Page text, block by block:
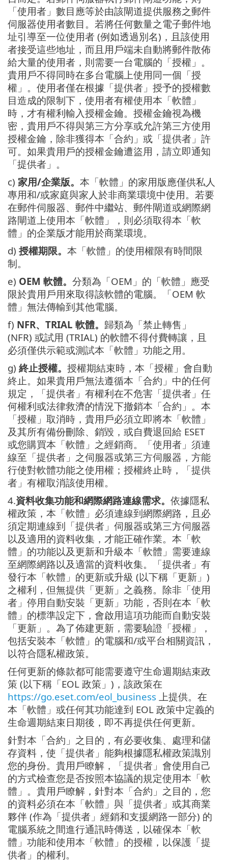
「使用者」數目應等於由該閘道提供服務之郵件
伺服器使用者數目。若將任何數量之電子郵件地
址引導至一位使用者 (例如透過別名)，且該使用
者接受這些地址，而且用戶端未自動將郵件散佈
給大量的使用者，則需要一台電腦的「授權」。
貴用戶不得同時在多台電腦上使用同一個「授
權」。使用者僅在根據「提供者」授予的授權數
目造成的限制下，使用者有權使用本「軟體」
時，才有權利輸入授權金鑰。授權金鑰視為機
密，貴用戶不得與第三方分享或允許第三方使用
授權金鑰，除非獲得本「合約」或「提供者」許
可。如果貴用戶的授權金鑰遭盜用，請立即通知
「提供者」。
c) 家用/企業版。 本「軟體」的家用版應僅供私人
專用和/或家庭與家人於非商業環境中使用。若要
在郵件伺服器、郵件中繼站、郵件閘道或網際網
路閘道上使用本「軟體」，則必須取得本「軟
體」的企業版才能用於商業環境。
d) 授權期限。 本「軟體」的使用權限有時間限
制。
e) OEM 軟體。 分類為「OEM」的「軟體」應受
限於貴用戶用來取得該軟體的電腦。「OEM 軟
體」無法傳輸到其他電腦。
f) NFR、TRIAL 軟體。 歸類為「禁止轉售」
(NFR) 或試用 (TRIAL) 的軟體不得付費轉讓，且
必須僅供示範或測試本「軟體」功能之用。
g) 終止授權。 授權期結束時，本「授權」會自動
終止。如果貴用戶無法遵循本「合約」中的任何
規定，「提供者」有權利在不危害「提供者」任
何權利或法律救濟的情況下撤銷本「合約」。本
「授權」取消時，貴用戶必須立即將本「軟體」
及其所有備份刪除、銷毀，或自費退回給 ESET
或您購買本「軟體」之經銷商。「使用者」須連
線至「提供者」之伺服器或第三方伺服器，方能
行使對軟體功能之使用權；授權終止時，「提供
者」有權取消該使用權。
4.資料收集功能和網際網路連線需求。 依據隱私
權政策，本「軟體」必須連線到網際網路，且必
須定期連線到「提供者」伺服器或第三方伺服器
以及適用的資料收集，才能正確作業。本「軟
體」的功能以及更新和升級本「軟體」需要連線
至網際網路以及適當的資料收集。「提供者」有
發行本「軟體」的更新或升級 (以下稱「更新」)
之權利，但無提供「更新」之義務。除非「使用
者」停用自動安裝「更新」功能，否則在本「軟
體」的標準設定下，會啟用這項功能而自動安裝
「更新」。為了佈建更新，需要驗證「授權」，
包括安裝本「軟體」的電腦和/或平台相關資訊，
以符合隱私權政策。
任何更新的條款都可能需要遵守生命週期結束政
策 (以下稱「EOL 政策」)，該政策在
https://go.eset.com/eol_business 上提供。在
本「軟體」或任何其功能達到 EOL 政策中定義的
生命週期結束日期後，即不再提供任何更新。
針對本「合約」之目的，有必要收集、處理和儲
存資料，使「提供者」能夠根據隱私權政策識別
您的身份。貴用戶瞭解，「提供者」會使用自己
的方式檢查您是否按照本協議的規定使用本「軟
體」。貴用戶瞭解，針對本「合約」之目的，您
的資料必須在本「軟體」與「提供者」或其商業
夥伴 (作為「提供者」經銷和支援網路一部分) 的
電腦系統之間進行通訊時傳送，以確保本「軟
體」功能和使用本「軟體」的授權，以保護「提
供者」的權利。